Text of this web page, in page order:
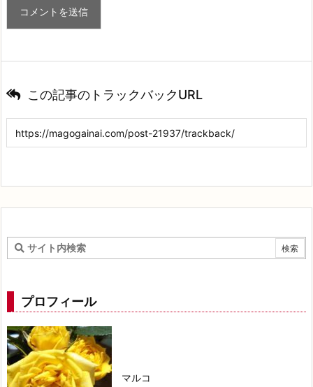
この記事のトラックバックURL
プロフィール
マルコ